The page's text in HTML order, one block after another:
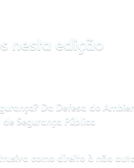
nesta edição
Da Defesa do
Segurança Pública
como direito à não